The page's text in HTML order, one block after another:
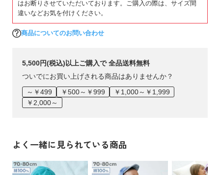
はお断りさせていただいております。ご購入の際は、サイズ間
違いなどお気を付けください。
商品についてのお問い合わせ
5,500円(税込)以上ご購入で 全品送料無料
ついでにお買い上げされる商品はありませんか？
～￥499
￥500～￥999
￥1,000～￥1,999
￥2,000～
よく一緒に見られている商品